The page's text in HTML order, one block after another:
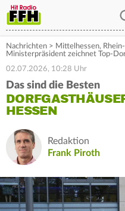
Nachrichten > Mittelhessen,
Ministerpräsident zeichnet Top-
02.07.2026, 10:28 Uhr
Das sind die Besten
HESSEN
Redaktion
Frank Piroth